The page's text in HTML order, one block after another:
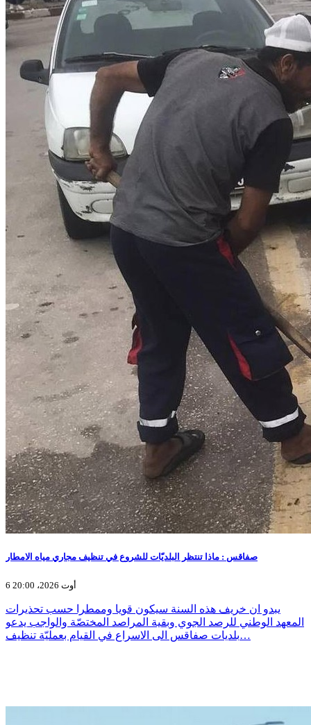
صفاقس : ماذا تنتظر البلديّات للشروع في تنظيف مجاري مياه الامطار
6 أوت 2026، 20:00
يبدو ان خريف هذه السنة سيكون قويا وممطرا حسب تحذيرات
المعهد الوطني للرصد الجوي وبقية المراصد المختصّة والواجب يدعو
بلديات صفاقس الى الاسراع في القيام بعمليّة تنظيف…